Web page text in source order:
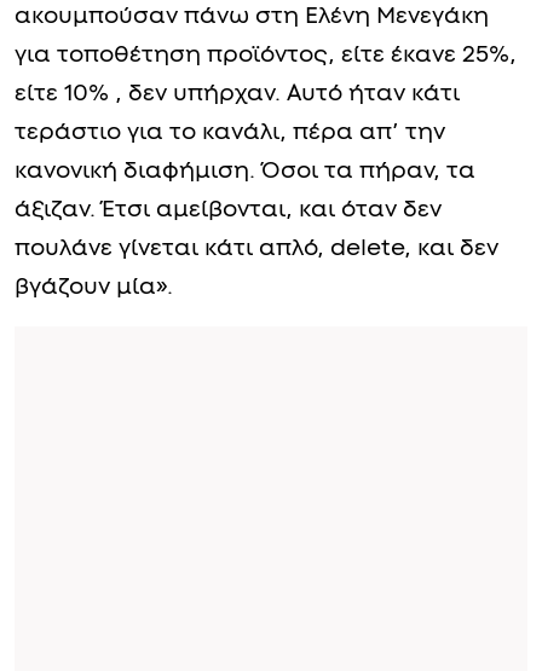
ακουμπούσαν πάνω στη Ελένη Μενεγάκη
για τοποθέτηση προϊόντος, είτε έκανε 25%,
είτε 10% , δεν υπήρχαν. Αυτό ήταν κάτι
τεράστιο για το κανάλι, πέρα απ’ την
κανονική διαφήμιση. Όσοι τα πήραν, τα
άξιζαν. Έτσι αμείβονται, και όταν δεν
πουλάνε γίνεται κάτι απλό, delete, και δεν
βγάζουν μία».